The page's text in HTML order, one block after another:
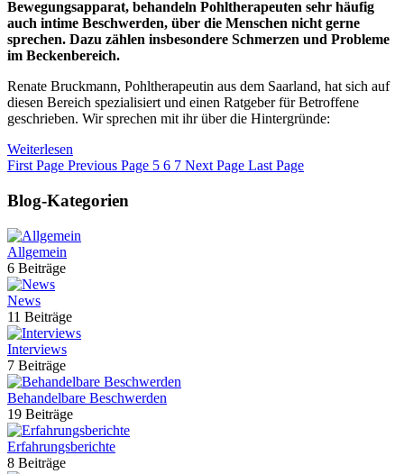
Bewegungsapparat, behandeln Pohltherapeuten sehr häufig
auch intime Beschwerden, über die Menschen nicht gerne
sprechen. Dazu zählen insbesondere Schmerzen und Probleme
im Beckenbereich.
Renate Bruckmann, Pohltherapeutin aus dem Saarland, hat sich auf
diesen Bereich spezialisiert und einen Ratgeber für Betroffene
geschrieben. Wir sprechen mit ihr über die Hintergründe:
Weiterlesen
First Page Previous Page 5 6 7 Next Page Last Page
Blog-Kategorien
Allgemein
6 Beiträge
News
11 Beiträge
Interviews
7 Beiträge
Behandelbare Beschwerden
19 Beiträge
Erfahrungsberichte
8 Beiträge